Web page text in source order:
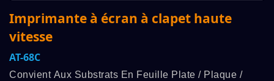
Imprimante à écran à clapet haute
vitesse
AT-68C
Convient Aux Substrats En Feuille Plate / Plaque /